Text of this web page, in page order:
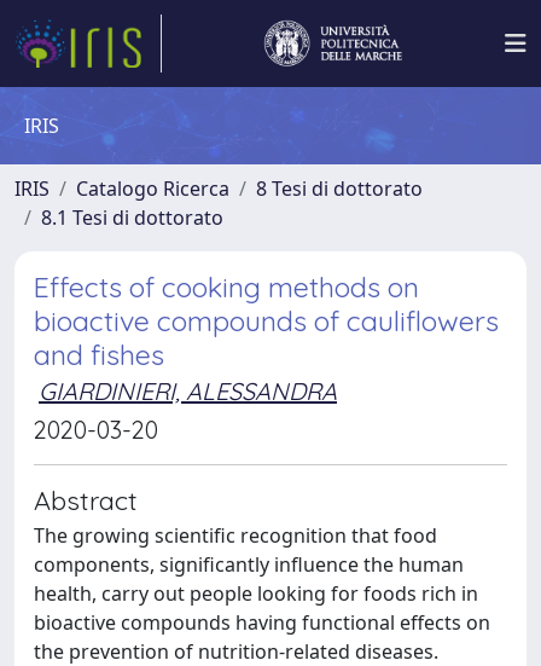
IRIS
IRIS Catalogo Ricerca
8 Tesi di dottorato
8.1 Tesi di dottorato
Effects of cooking methods on
bioactive compounds of cauliflowers
and fishes
GIARDINIERI, ALESSANDRA
2020-03-20
Abstract
The growing scientific recognition that food
components, significantly influence the human
health, carry out people looking for foods rich in
bioactive compounds having functional effects on
the prevention of nutrition-related diseases.